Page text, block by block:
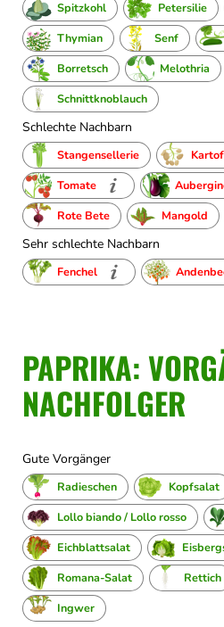
Spitzkohl
Petersilie
Thymian
Senf
Borretsch
Melothria
Schnittknoblauch
Schlechte Nachbarn
Stangensellerie
Tomate
Rote Bete
Mangold
Sehr schlechte Nachbarn
Fenchel
PAPRIKA:
NACHFOLGER
Gute Vorgänger
Radieschen
Kopfsalat
Lollo biando / Lollo rosso
Eichblattsalat
Romana-Salat
Rettich
Ingwer